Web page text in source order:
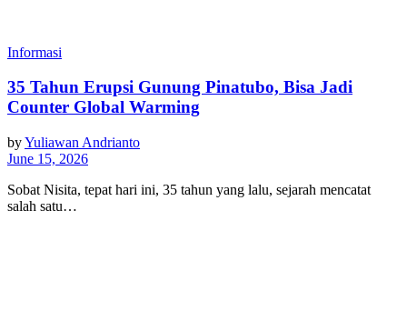
Informasi
35 Tahun Erupsi Gunung Pinatubo, Bisa Jadi
Counter Global Warming
byYuliawan Andrianto
June 15, 2026
Sobat Nisita, tepat hari ini, 35 tahun yang lalu, sejarah mencatat
salah satu…